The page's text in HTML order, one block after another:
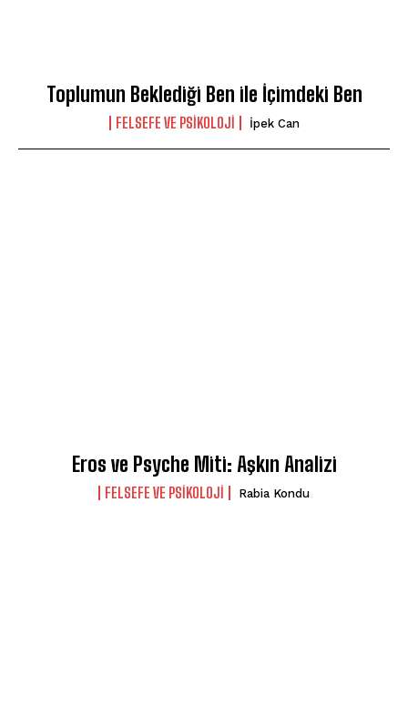
Toplumun Beklediği Ben ile İçimdeki Ben
FELSEFE VE PSIKOLOJI İpek Can
Eros ve Psyche Miti: Aşkın Analizi
FELSEFE VE PSIKOLOJI Rabia Kondu